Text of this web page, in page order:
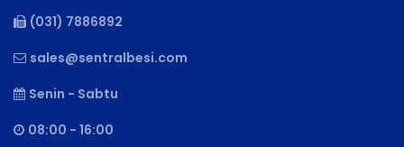
(031) 7886892
sales@sentralbesi.com
Senin - Sabtu
08:00 - 16:00